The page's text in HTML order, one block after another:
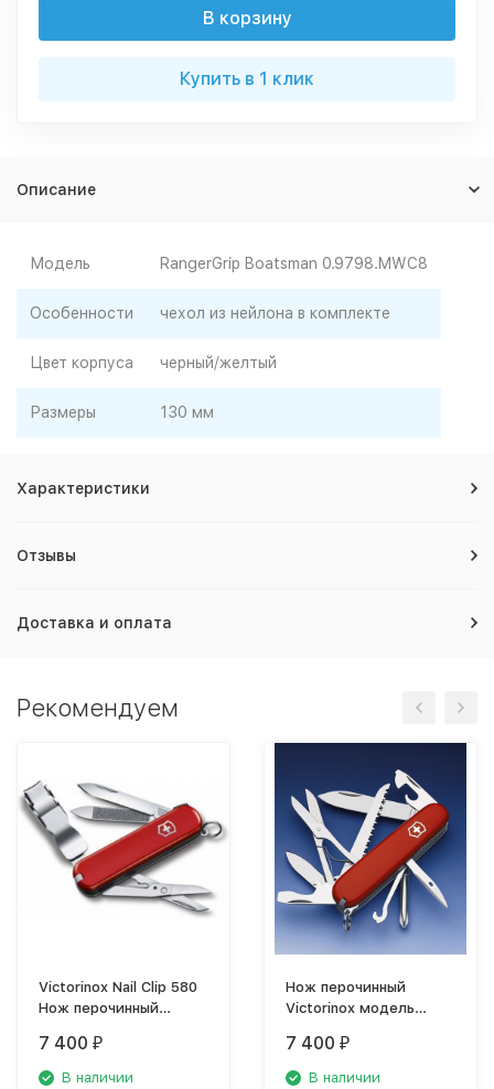
В корзину
Купить в 1 клик
Описание
Модель RangerGrip Boatsman 0.9798.MWC8
Особенности чехол из нейлона в комплекте
Цвет корпуса черный/желтый
Размеры 130 мм
Характеристики
Отзывы
Доставка и оплата
Рекомендуем
Victorinox Nail Clip 580
Нож перочинный
7 400 ₽
В наличии
Нож перочинный
Victorinox модель
7 400 ₽
В наличии